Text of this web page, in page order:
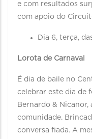
e com resultados
com apoio do
Dia 6, terça,
Lorota de Carnaval
É dia de baile no
celebrar este dia de
Bernardo & Nicanor,
comunidade.
conversa fiada. A